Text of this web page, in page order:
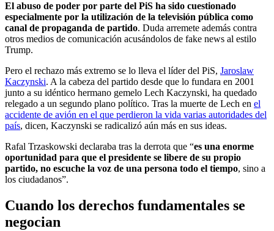
El abuso de poder por parte del PiS ha sido cuestionado
especialmente por la utilización de la televisión pública como
canal de propaganda de partido. Duda arremete además contra
otros medios de comunicación acusándolos de fake news al estilo
Trump.
Pero el rechazo más extremo se lo lleva el líder del PiS, Jaroslaw
Kaczynski. A la cabeza del partido desde que lo fundara en 2001
junto a su idéntico hermano gemelo Lech Kaczynski, ha quedado
relegado a un segundo plano político. Tras la muerte de Lech en el
accidente de avión en el que perdieron la vida varias autoridades del
país, dicen, Kaczynski se radicalizó aún más en sus ideas.
Rafal Trzaskowski declaraba tras la derrota que “es una enorme
oportunidad para que el presidente se libere de su propio
partido, no escuche la voz de una persona todo el tiempo, sino a
los ciudadanos”.
Cuando los derechos fundamentales se
negocian